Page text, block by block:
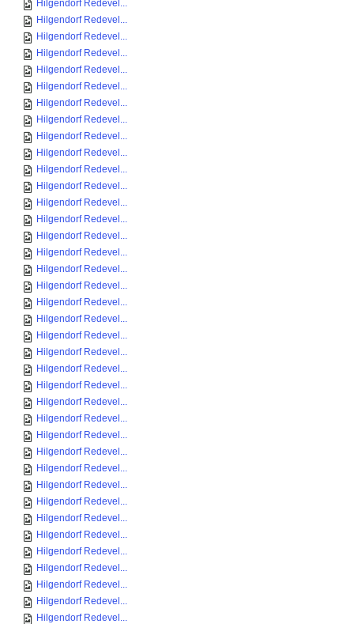
Hilgendorf Redevel...
Hilgendorf Redevel...
Hilgendorf Redevel...
Hilgendorf Redevel...
Hilgendorf Redevel...
Hilgendorf Redevel...
Hilgendorf Redevel...
Hilgendorf Redevel...
Hilgendorf Redevel...
Hilgendorf Redevel...
Hilgendorf Redevel...
Hilgendorf Redevel...
Hilgendorf Redevel...
Hilgendorf Redevel...
Hilgendorf Redevel...
Hilgendorf Redevel...
Hilgendorf Redevel...
Hilgendorf Redevel...
Hilgendorf Redevel...
Hilgendorf Redevel...
Hilgendorf Redevel...
Hilgendorf Redevel...
Hilgendorf Redevel...
Hilgendorf Redevel...
Hilgendorf Redevel...
Hilgendorf Redevel...
Hilgendorf Redevel...
Hilgendorf Redevel...
Hilgendorf Redevel...
Hilgendorf Redevel...
Hilgendorf Redevel...
Hilgendorf Redevel...
Hilgendorf Redevel...
Hilgendorf Redevel...
Hilgendorf Redevel...
Hilgendorf Redevel...
Hilgendorf Redevel...
Hilgendorf Redevel...